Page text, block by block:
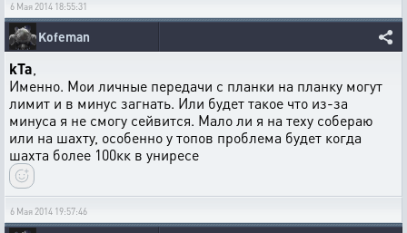
6 Мая 2014 18:55:31
Kofeman
kTa
Именно. Мои личные передачи с планки на планку могут
лимит и в минус загнать. Или будет такое что из-за
минуса я не смогу сейвится. Мало ли я на теху собераю
или на шахту, особенно у топов проблема будет когда
шахта более 100кк в униресе
6 Мая 2014 19:57:46